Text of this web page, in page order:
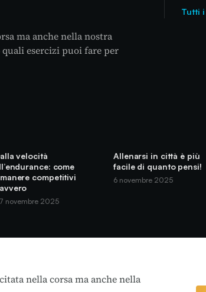
ma anche nella nostra
esercizi puoi fare per
Tutti
velocità
come
competitivi
novembre 2025
Allenarsi in città è più
facile di quanto pensi!
6 novembre 2025
nella corsa ma anche nella